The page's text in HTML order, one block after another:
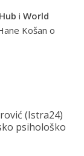
i World
Košan o
(Istra24)
psihološko